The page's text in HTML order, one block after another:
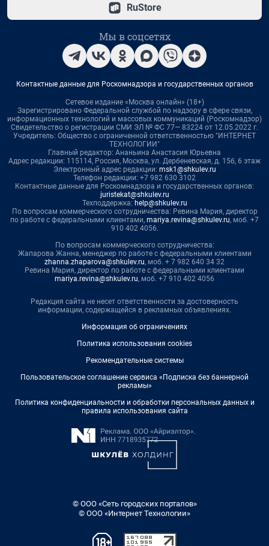
RuStore
Мы в соцсетях
Контактные данные для Роскомнадзора и государственных органов
Сетевое издание «Москва онлайн» (18+)
Зарегистрировано Федеральной службой по надзору в сфере связи,
информационных технологий и массовых коммуникаций (Роскомнадзор)
Свидетельство о регистрации СМИ ЭЛ № ФС 77— 83224 от 12.05.2022 г.
Учредитель: Общество с ограниченной ответственностью "ИНТЕРНЕТ
ТЕХНОЛОГИИ"
Главный редактор: Ананьина Анастасия Юрьевна
Адрес редакции: 115114, Россия, Москва, ул. Дербеневская, д. 15б, 6 этаж
Электронный адрес редакции: msk1@shkulev.ru
Телефон редакции: +7 982 630 3102
Контактные данные для Роскомнадзора и государственных органов:
juristekat@shkulev.ru
Техподдержка: help@shkulev.ru
По вопросам коммерческого сотрудничества: Ревина Мария, директор
по работе с федеральными клиентами, mariya.revina@shkulev.ru, моб. +7
910 402 4056.
По вопросам коммерческого сотрудничества:
Жапарова Жанна, менеджер по работе с федеральными клиентами
zhanna.zhaparova@shkulev.ru, моб. + 7 982 640 34 32
Ревина Мария, директор по работе с федеральными клиентами
mariya.revina@shkulev.ru, моб. +7 910 402 4056
Редакция сайта не несет ответственности за достоверность
информации, содержащейся в рекламных объявлениях.
Информация об ограничениях
Политика использования cookies
Рекомендательные системы
Пользовательское соглашение сервиса «Подписка без баннерной
рекламы»
Политика конфиденциальности и обработки персональных данных и
правила использования сайта
© ООО «Сеть городских порталов»
© ООО «Интернет Технологии»